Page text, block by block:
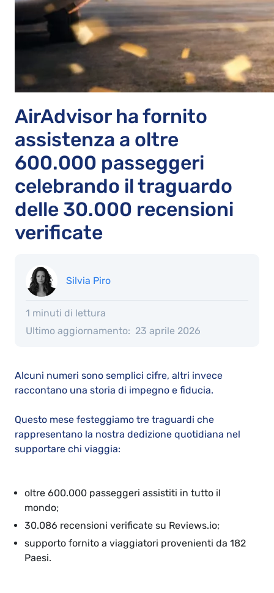
AirAdvisor ha fornito
assistenza a oltre
600.000 passeggeri
celebrando il traguardo
delle 30.000 recensioni
verificate
Silvia Piro
1 minuti di lettura
Ultimo aggiornamento: 23 aprile 2026
Alcuni numeri sono semplici cifre, altri invece
raccontano una storia di impegno e fiducia.
Questo mese festeggiamo tre traguardi che
rappresentano la nostra dedizione quotidiana nel
supportare chi viaggia:
oltre 600.000 passeggeri assistiti in tutto il
mondo;
30.086 recensioni verificate su Reviews.io;
supporto fornito a viaggiatori provenienti da 182
Paesi.